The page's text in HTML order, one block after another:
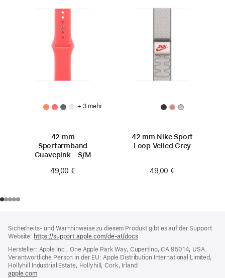
+ 3 mehr
42 mm
Sportarmband
Guavepink - S/M
49,00 €
42 mm Nike Sport
Loop Veiled Grey
49,00 €
Sicherheits- und Warnhinweise zu diesem Produkt gibt es auf der Support
Website: https://support.apple.com/de-at/docs(öffnet
neues
Fenster)
Hersteller: Apple Inc., One Apple Park Way, Cupertino, CA 95014, USA.
Verantwortliche Person in der EU: Apple Distribution International Limited,
Hollyhill Industrial Estate, Hollyhill, Cork, Irland
apple.com(öffnet